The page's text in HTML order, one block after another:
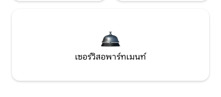
เซอร์วิสอพาร์ทเมนท์